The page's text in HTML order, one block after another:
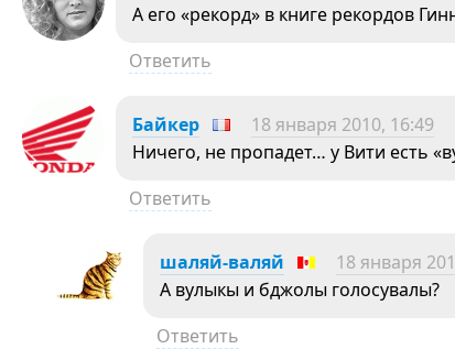
А его «рекорд» в книге рекордов
Ответить
Байкер 18 января 2010, 16:49
Ничего, не пропадет… у Вити есть
Ответить
шаляй-валяй 18 января
А вулыкы и бджолы голосувалы?
Ответить